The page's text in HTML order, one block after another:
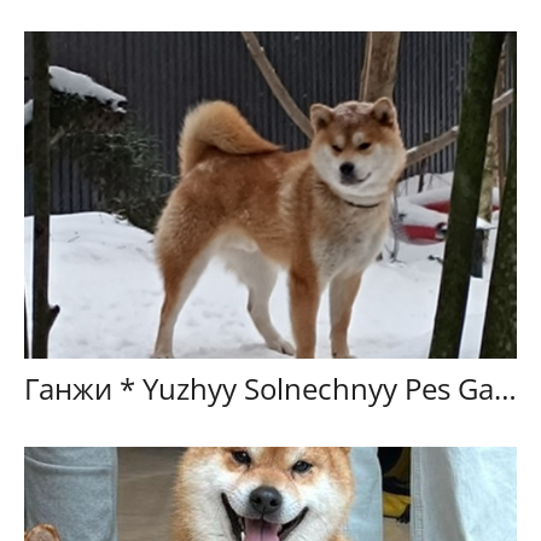
Ганжи * Yuzhyy Solnechnyy Pes Ganji